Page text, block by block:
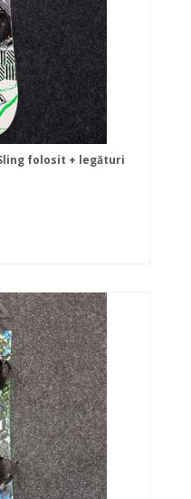
folosit + legături